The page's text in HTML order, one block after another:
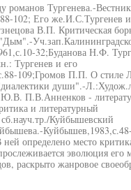
Тургенева.-Вестник
102; Его же.И.С.Тургенев
В.П. Критическая
32;Буданова Н.Ф.
Тургенев и его
109;Громов П.П. О стиле
души".-
Ю.В. П.В.Анненков -
и литературный
Куйбышевский
определено место
эволюция его
раскрыто жанровое